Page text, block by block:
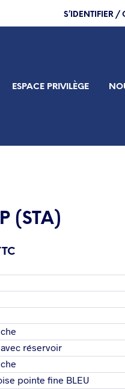
S’IDENTIFIER /
ESPACE PRIVILÈGE
(STA)
réservoir
pointe fine BLEU